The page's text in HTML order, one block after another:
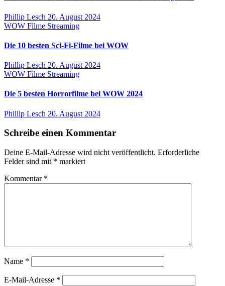
Phillip Lesch 20. August 2024
WOW Filme Streaming
Die 10 besten Sci-Fi-Filme bei WOW
Phillip Lesch 20. August 2024
WOW Filme Streaming
Die 5 besten Horrorfilme bei WOW 2024
Phillip Lesch 20. August 2024
Schreibe einen Kommentar
Deine E-Mail-Adresse wird nicht veröffentlicht. Erforderliche
Felder sind mit * markiert
Kommentar *
Name *
E-Mail-Adresse *